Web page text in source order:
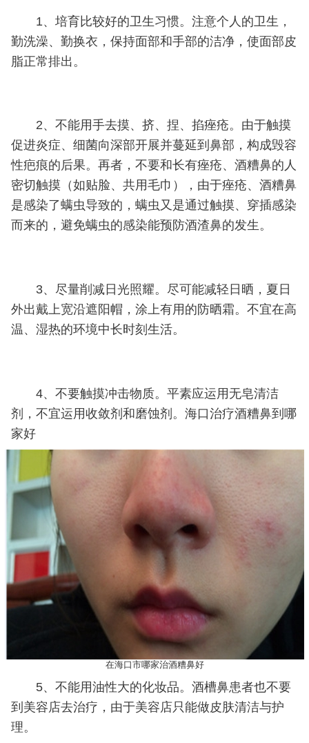
1、培育比较好的卫生习惯。注意个人的卫生，
勤洗澡、勤换衣，保持面部和手部的洁净，使面部皮
脂正常排出。
2、不能用手去摸、挤、捏、掐痤疮。由于触摸
促进炎症、细菌向深部开展并蔓延到鼻部，构成毁容
性疤痕的后果。再者，不要和长有痤疮、酒糟鼻的人
密切触摸（如贴脸、共用毛巾），由于痤疮、酒糟鼻
是感染了螨虫导致的，螨虫又是通过触摸、穿插感染
而来的，避免螨虫的感染能预防酒渣鼻的发生。
3、尽量削减日光照耀。尽可能减轻日晒，夏日
外出戴上宽沿遮阳帽，涂上有用的防晒霜。不宜在高
温、湿热的环境中长时刻生活。
4、不要触摸冲击物质。平素应运用无皂清洁
剂，不宜运用收敛剂和磨蚀剂。海口治疗酒糟鼻到哪
家好
在海口市哪家治酒糟鼻好
5、不能用油性大的化妆品。酒槽鼻患者也不要
到美容店去治疗，由于美容店只能做皮肤清洁与护
理。